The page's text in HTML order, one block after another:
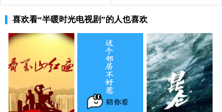
喜欢看“半暖时光电视剧”的人也喜欢